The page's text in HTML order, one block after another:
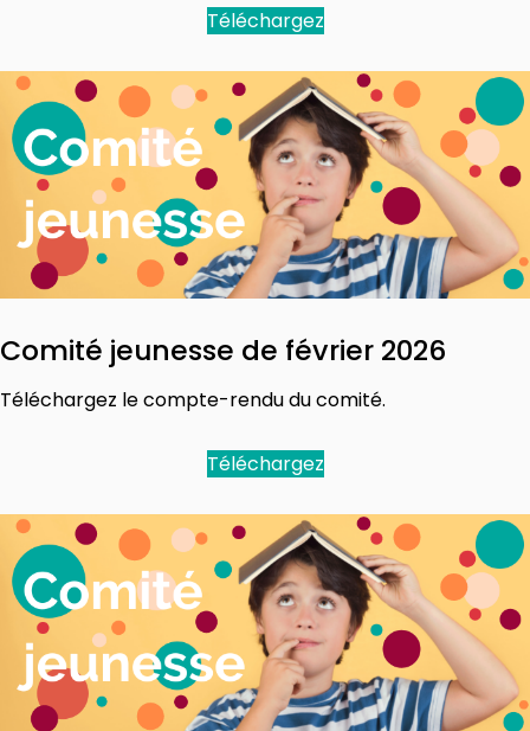
Téléchargez
Comité jeunesse de février 2026
Téléchargez le compte-rendu du comité.
Téléchargez